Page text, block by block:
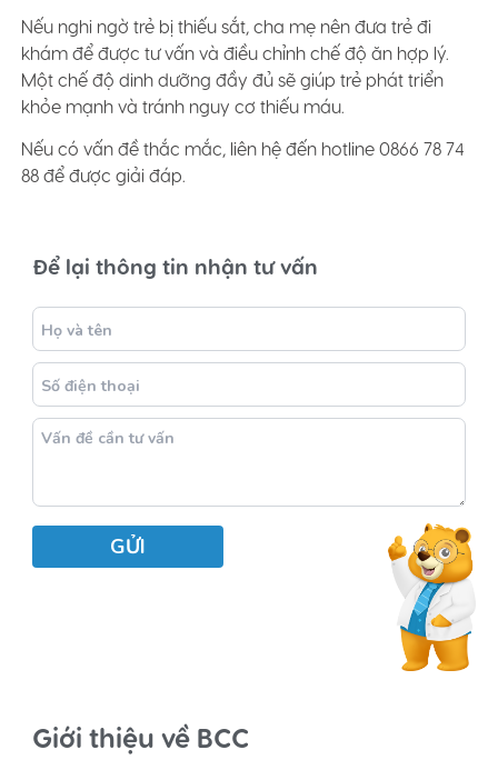
Nếu nghi ngờ trẻ bị thiếu sắt, cha mẹ nên đưa trẻ đi
khám để được tư vấn và điều chỉnh chế độ ăn hợp lý.
Một chế độ dinh dưỡng đầy đủ sẽ giúp trẻ phát triển
khỏe mạnh và tránh nguy cơ thiếu máu.
Nếu có vấn đề thắc mắc, liên hệ đến hotline 0866 78 74
88 để được giải đáp.
Để lại thông tin nhận tư vấn
Giới thiệu về BCC